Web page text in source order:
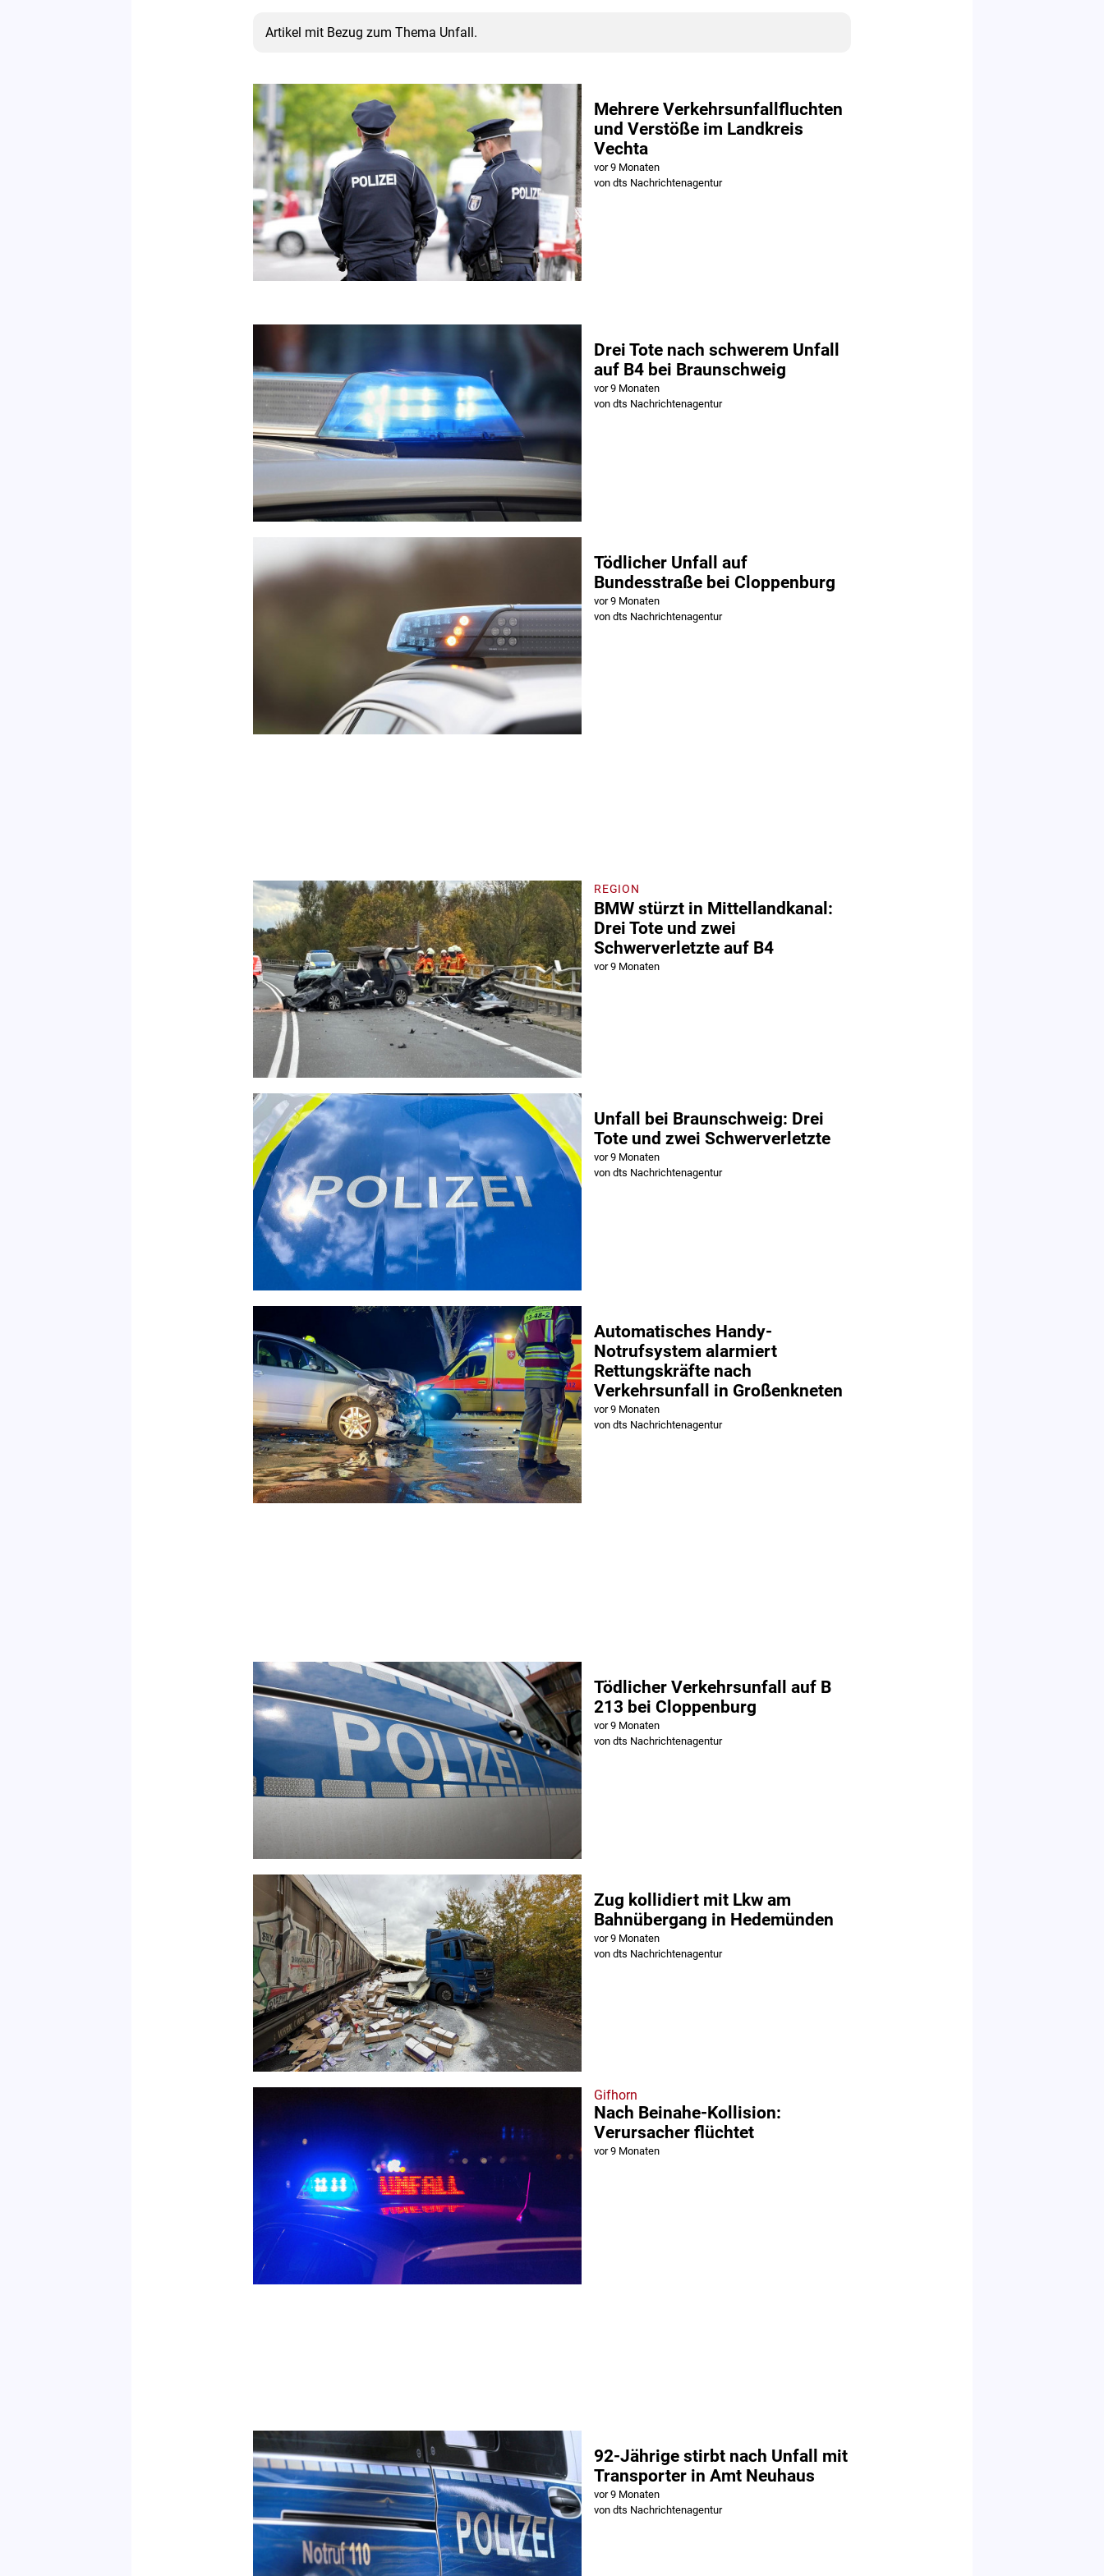
Artikel mit Bezug zum Thema Unfall.
Mehrere Verkehrsunfallfluchten
und Verstöße im Landkreis
Vechta
vor 9 Monaten
von dts Nachrichtenagentur
Drei Tote nach schwerem Unfall
auf B4 bei Braunschweig
vor 9 Monaten
von dts Nachrichtenagentur
Tödlicher Unfall auf
Bundesstraße bei Cloppenburg
vor 9 Monaten
von dts Nachrichtenagentur
REGION
BMW stürzt in Mittellandkanal:
Drei Tote und zwei
Schwerverletzte auf B4
vor 9 Monaten
Unfall bei Braunschweig: Drei
Tote und zwei Schwerverletzte
vor 9 Monaten
von dts Nachrichtenagentur
Automatisches Handy-
Notrufsystem alarmiert
Rettungskräfte nach
Verkehrsunfall in Großenkneten
vor 9 Monaten
von dts Nachrichtenagentur
Tödlicher Verkehrsunfall auf B
213 bei Cloppenburg
vor 9 Monaten
von dts Nachrichtenagentur
Zug kollidiert mit Lkw am
Bahnübergang in Hedemünden
vor 9 Monaten
von dts Nachrichtenagentur
Gifhorn
Nach Beinahe-Kollision:
Verursacher flüchtet
vor 9 Monaten
92-Jährige stirbt nach Unfall mit
Transporter in Amt Neuhaus
vor 9 Monaten
von dts Nachrichtenagentur